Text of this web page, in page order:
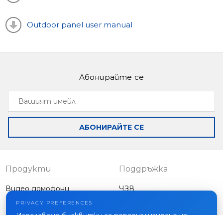
Outdoor panel user manual
Абонирайте се
Вашият
имейл
АБОНИРАЙТЕ СЕ
Продукти
Видео домофони
Външни панели
Поддръжка
ЧЗВ
PRIVACY PREFERENCES